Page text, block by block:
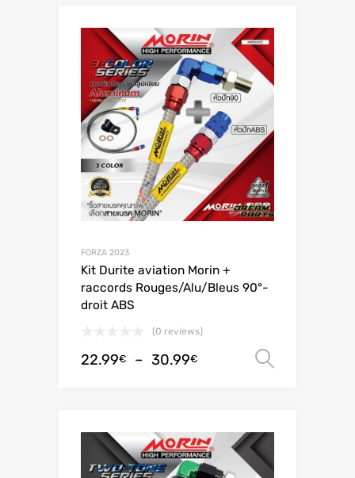
FORZA 2023
Kit Durite aviation Morin +
raccords Rouges/Alu/Bleus 90°-
droit ABS
(0 reviews)
22.99€ – 30.99€